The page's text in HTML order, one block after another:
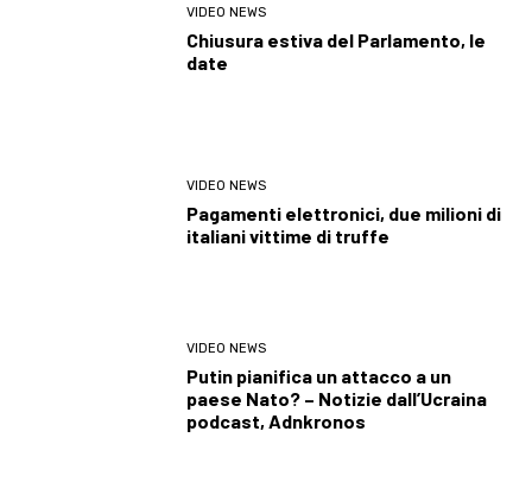
VIDEO NEWS
Chiusura estiva del Parlamento, le
date
VIDEO NEWS
Pagamenti elettronici, due milioni di
italiani vittime di truffe
VIDEO NEWS
Putin pianifica un attacco a un
paese Nato? – Notizie dall’Ucraina
podcast, Adnkronos